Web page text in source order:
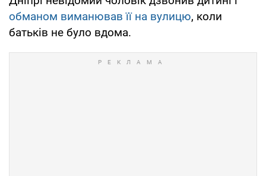
обманом виманював її на вулицю, коли
батьків не було вдома.